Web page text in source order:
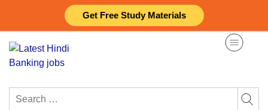
Get Free Study Materials
content
Search